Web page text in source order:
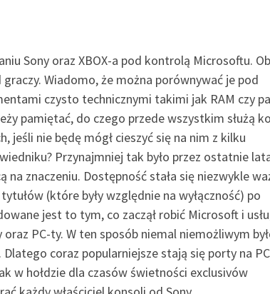
Sony oraz XBOX-a pod kontrolą Microsoftu.
Wiadomo, że można porównywać je pod
czysto technicznymi takimi jak RAM czy
pamiętać, do czego przede wszystkim służą
jeśli nie będę mógł cieszyć się na nim z kilku
Przynajmniej tak było przez ostatnie
znaczeniu. Dostępność stała się niezwykle
(które były względnie na wyłączność) po
jest to tym, co zaczął robić Microsoft i
PC-ty. W ten sposób niemal niemożliwym
coraz popularniejsze stają się porty na
w hołdzie dla czasów świetności exclusivów